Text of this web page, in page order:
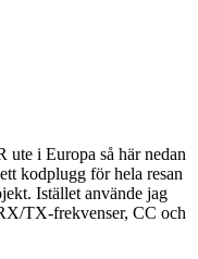
i Europa så här nedan
kodplugg för hela resan
Istället använde jag
TX-frekvenser, CC och